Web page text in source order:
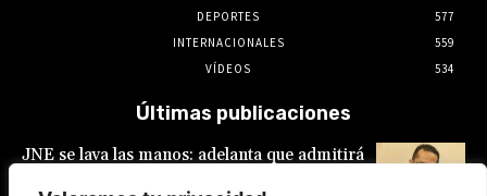
DEPORTES
577
INTERNACIONALES
559
VÍDEOS
534
Últimas publicaciones
JNE se lava las manos: adelanta que admitirá
que buscan “reelecciones encubiertas”